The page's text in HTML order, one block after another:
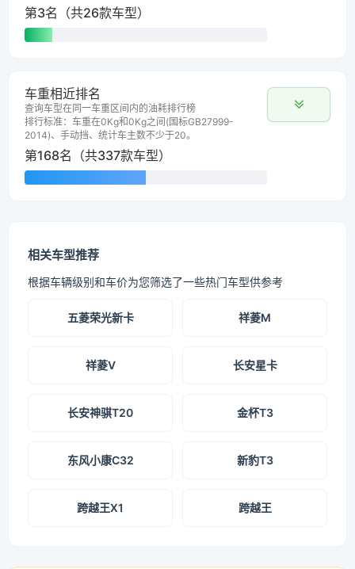
第3名（共26款车型）
车重相近排名
查询车型在同一车重区间内的油耗排行榜
排行标准：车重在0Kg和0Kg之间(国标GB27999-
2014)、手动挡、统计车主数不少于20。
第168名（共337款车型）
相关车型推荐
根据车辆级别和车价为您筛选了一些热门车型供参考
五菱荣光新卡 祥菱M
祥菱V 长安星卡
长安神骐T20 金杯T3
东风小康C32 新豹T3
跨越王X1 跨越王